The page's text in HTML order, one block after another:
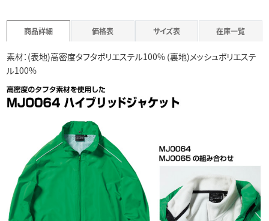
商品詳細 価格表 サイズ表 在庫一覧
素材：(表地)高密度タフタポリエステル100% (裏地)メッシュポリエステ
ル100%